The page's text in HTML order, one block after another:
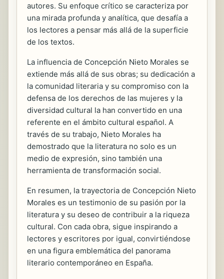
autores. Su enfoque crítico se caracteriza por
una mirada profunda y analítica, que desafía a
los lectores a pensar más allá de la superficie
de los textos.
La influencia de Concepción Nieto Morales se
extiende más allá de sus obras; su dedicación a
la comunidad literaria y su compromiso con la
defensa de los derechos de las mujeres y la
diversidad cultural la han convertido en una
referente en el ámbito cultural español. A
través de su trabajo, Nieto Morales ha
demostrado que la literatura no solo es un
medio de expresión, sino también una
herramienta de transformación social.
En resumen, la trayectoria de Concepción Nieto
Morales es un testimonio de su pasión por la
literatura y su deseo de contribuir a la riqueza
cultural. Con cada obra, sigue inspirando a
lectores y escritores por igual, convirtiéndose
en una figura emblemática del panorama
literario contemporáneo en España.